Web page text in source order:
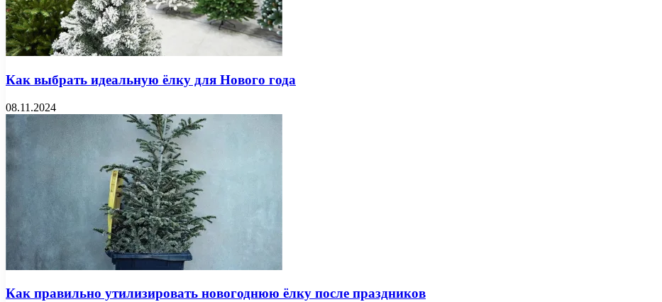
Как выбрать идеальную ёлку для Нового года
08.11.2024
Как правильно утилизировать новогоднюю ёлку после праздников